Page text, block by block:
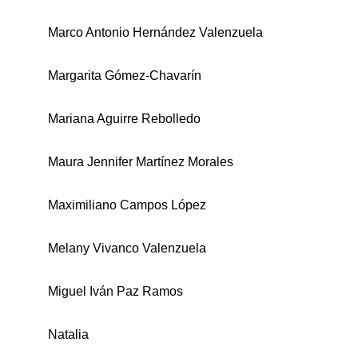
Marco Antonio Hernández Valenzuela
Margarita Gómez-Chavarín
Mariana Aguirre Rebolledo
Maura Jennifer Martínez Morales
Maximiliano Campos López
Melany Vivanco Valenzuela
Miguel Iván Paz Ramos
Natalia